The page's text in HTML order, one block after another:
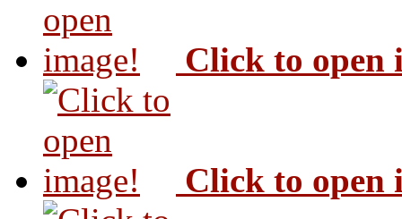
Click to open
Click to open